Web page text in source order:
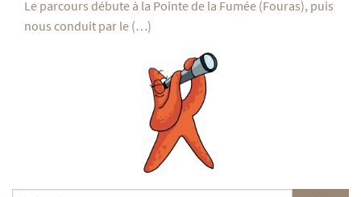
Le parcours débute à la Pointe de la Fumée (Fouras), puis
nous conduit par le (…)